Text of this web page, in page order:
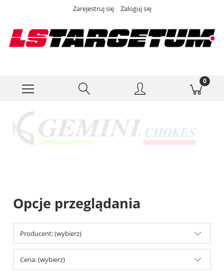
Zarejestruj się Zaloguj się
Opcje przeglądania
Producent: (wybierz)
Cena: (wybierz)